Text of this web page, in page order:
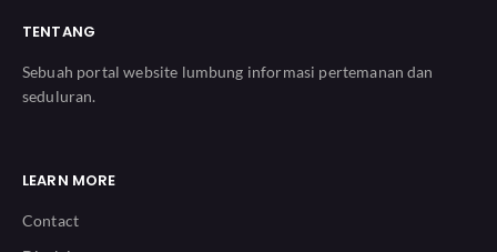
TENTANG
Sebuah portal website lumbung informasi pertemanan dan
seduluran.
LEARN MORE
Contact